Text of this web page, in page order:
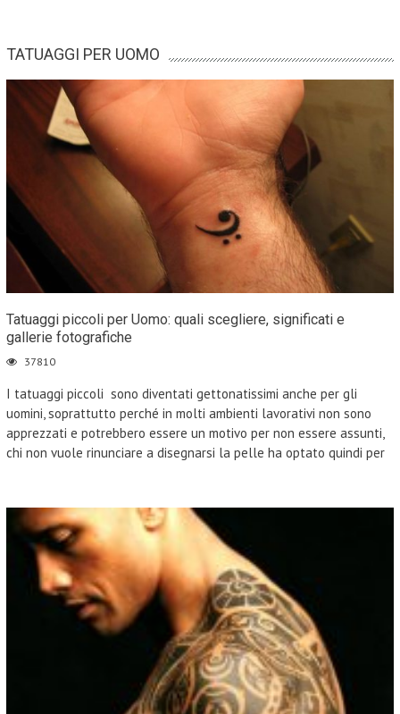
TATUAGGI PER UOMO
Tatuaggi piccoli per Uomo: quali scegliere, significati e
gallerie fotografiche
37810
I tatuaggi piccoli sono diventati gettonatissimi anche per gli
uomini, soprattutto perché in molti ambienti lavorativi non sono
apprezzati e potrebbero essere un motivo per non essere assunti,
chi non vuole rinunciare a disegnarsi la pelle ha optato quindi per